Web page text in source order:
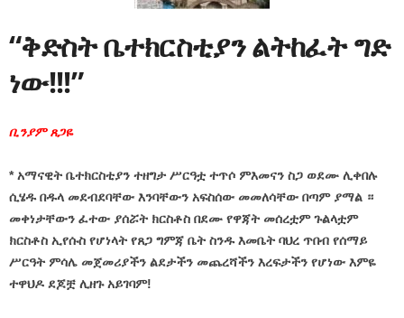
“ቅድስት ቤተክርስቲያን ልትከፈት ግድ
ነው!!!”
ቢንያም ጸጋዬ
* አማናዊት ቤተክርስቲያን ተዘግታ ሥርዓቷ ተጥሶ ምእመናን ስጋ ወደሙ ሊቀበሉ
ሲሄዱ በዱላ መደብደባቸው እንባቸውን አፍስሰው መመለሳቸው በጣም ያማል ።
መቀነታቸውን ፈተው ያሰሯት ክርስቶስ በደሙ የዋጃት መሰረቷም ጉልላቷም
ክርስቶስ ኢየሱስ የሆነላት የጸጋ ግምጃ ቤት ስንዱ እመቤት ባህረ ጥበብ የሰማይ
ሥርዓት ምሳሌ መጀመሪያችን ልደታችን መጨረሻችን እረፍታችን የሆነው እምዬ
ተዋህዶ ደጆቿ ሊዘጉ አይገባም!